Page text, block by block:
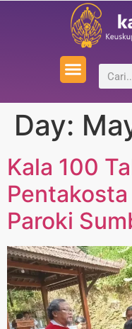
Day:
Kala 100
Paroki